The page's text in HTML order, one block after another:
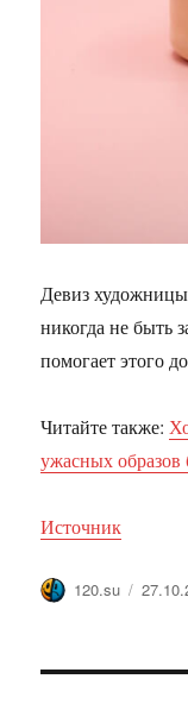
Девиз
никогда не быть
помогает этого
Читайте также:
ужасных
Источник
Автор
120.su